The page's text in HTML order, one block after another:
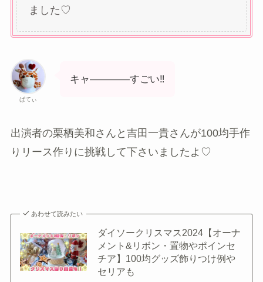
ました♡
ぱてぃ
キャ――――すごい‼
出演者の栗栖美和さんと吉田一貴さんが100均手作
りリース作りに挑戦して下さいましたよ♡
あわせて読みたい
ダイソークリスマス2024【オーナ
メント&リボン・置物やポインセ
チア】100均グッズ飾りつけ例や
セリアも